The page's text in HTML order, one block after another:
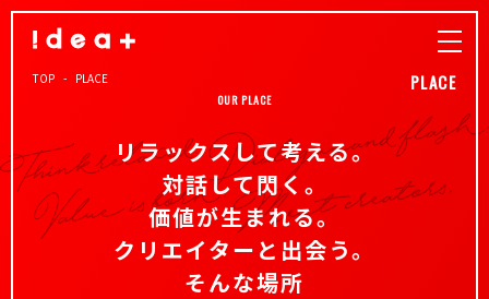
PLACE
TOP
PLACE
OUR PLACE
リラックスして考える。
対話して閃く。
価値が生まれる。
クリエイターと出会う。
そんな場所